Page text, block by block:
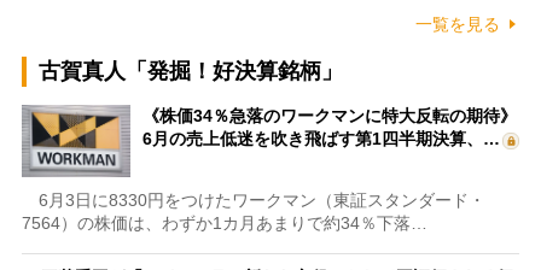
一覧を見る
古賀真人「発掘！好決算銘柄」
《株価34％急落のワークマンに特大反転の期待》
6月の売上低迷を吹き飛ばす第1四半期決算、…
6月3日に8330円をつけたワークマン（東証スタンダード・
7564）の株価は、わずか1カ月あまりで約34％下落…